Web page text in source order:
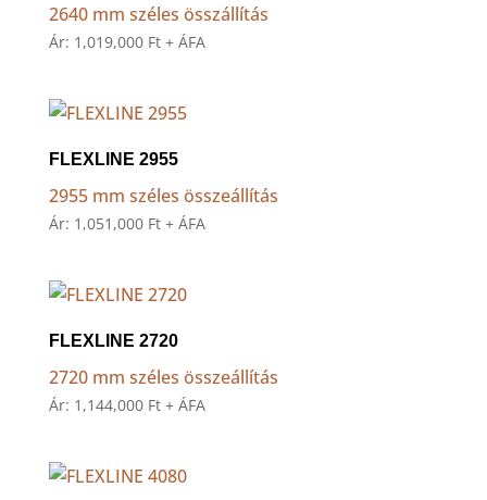
2640 mm széles összállítás
Ár: 1,019,000 Ft + ÁFA
FLEXLINE 2955
2955 mm széles összeállítás
Ár: 1,051,000 Ft + ÁFA
FLEXLINE 2720
2720 mm széles összeállítás
Ár: 1,144,000 Ft + ÁFA